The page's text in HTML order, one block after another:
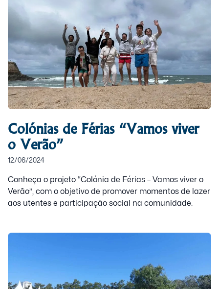
Colónias de Férias “Vamos viver
o Verão”
12/06/2024
Conheça o projeto “Colónia de Férias – Vamos viver o
Verão”, com o objetivo de promover momentos de lazer
aos utentes e participação social na comunidade.